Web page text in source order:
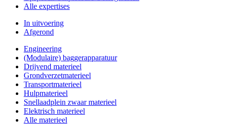
Alle expertises
In uitvoering
Afgerond
Engineering
(Modulaire) baggerapparatuur
Drijvend materieel
Grondverzetmaterieel
Transportmaterieel
Hulpmaterieel
Snellaadplein zwaar materieel
Elektrisch materieel
Alle materieel